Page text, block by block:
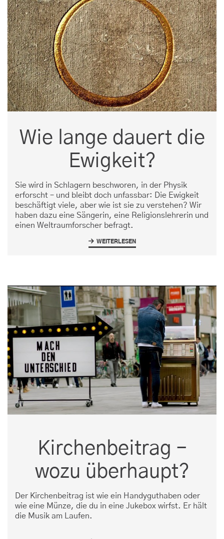
Wie lange dauert die
Ewigkeit?
Sie wird in Schlagern beschworen, in der Physik
erforscht – und bleibt doch unfassbar: Die Ewigkeit
beschäftigt viele, aber wie ist sie zu verstehen? Wir
haben dazu eine Sängerin, eine Religionslehrerin und
einen Weltraumforscher befragt.
WEITERLESEN
Kirchenbeitrag –
wozu überhaupt?
Der Kirchenbeitrag ist wie ein Handyguthaben oder
wie eine Münze, die du in eine Jukebox wirfst. Er hält
die Musik am Laufen.